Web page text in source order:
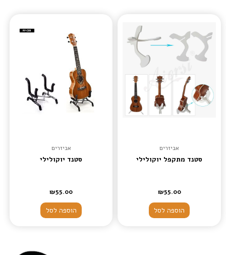
אביזרים
סטנד מתקפל יוקולילי
₪55.00
הוספה לסל
אביזרים
סטנד יוקולילי
₪55.00
הוספה לסל